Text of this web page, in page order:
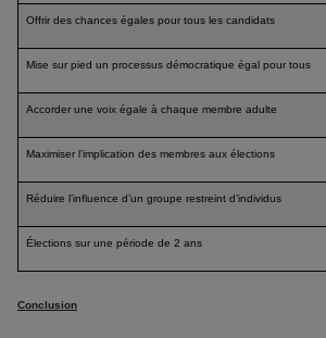
Offrir des chances égales pour tous les candidats
Mise sur pied un processus démocratique égal pour tous
Accorder une voix égale à chaque membre adulte
Maximiser l’implication des membres aux élections
Réduire l’influence d’un groupe restreint d’individus
Élections sur une période de 2 ans
Conclusion